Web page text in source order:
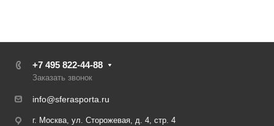
+7 495 822-44-88
Заказать звонок
info@sferasporta.ru
г. Москва, ул. Сторожевая, д. 4, стр. 4